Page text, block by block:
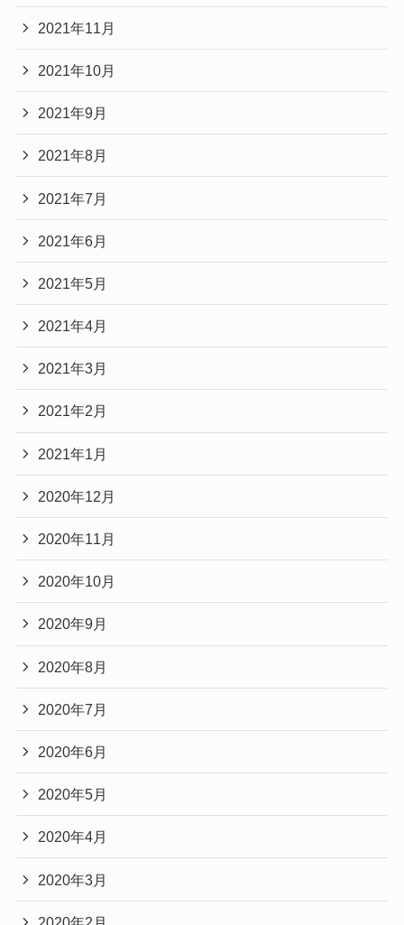
2021年11月
2021年10月
2021年9月
2021年8月
2021年7月
2021年6月
2021年5月
2021年4月
2021年3月
2021年2月
2021年1月
2020年12月
2020年11月
2020年10月
2020年9月
2020年8月
2020年7月
2020年6月
2020年5月
2020年4月
2020年3月